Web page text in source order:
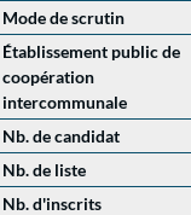
Mode de scrutin
Établissement public de
coopération
intercommunale
Nb. de candidat
Nb. de liste
Nb. d'inscrits